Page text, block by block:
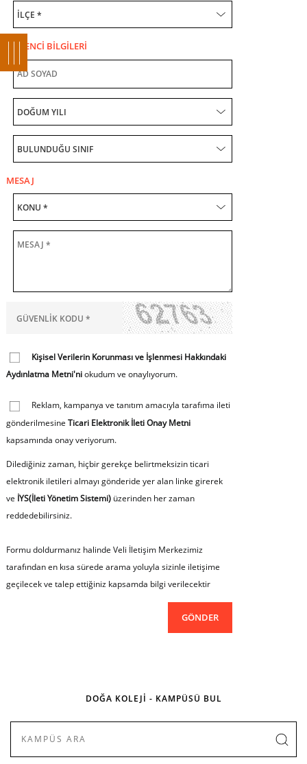
ÖĞRENCİ BİLGİLERİ
MESAJ
Kişisel Verilerin Korunması ve İşlenmesi Hakkındaki
Aydınlatma Metni'niokudum ve onaylıyorum.
Reklam, kampanya ve tanıtım amacıyla tarafıma ileti
gönderilmesine Ticari Elektronik İleti Onay Metni
kapsamında onay veriyorum.
Dilediğiniz zaman, hiçbir gerekçe belirtmeksizin ticari
elektronik iletileri almayı gönderide yer alan linke girerek
ve İYS(İleti Yönetim Sistemi)üzerinden her zaman
reddedebilirsiniz.
Formu doldurmanız halinde Veli İletişim Merkezimiz
tarafından en kısa sürede arama yoluyla sizinle iletişime
geçilecek ve talep ettiğiniz kapsamda bilgi verilecektir
DOĞA KOLEJİ - KAMPÜSÜ BUL